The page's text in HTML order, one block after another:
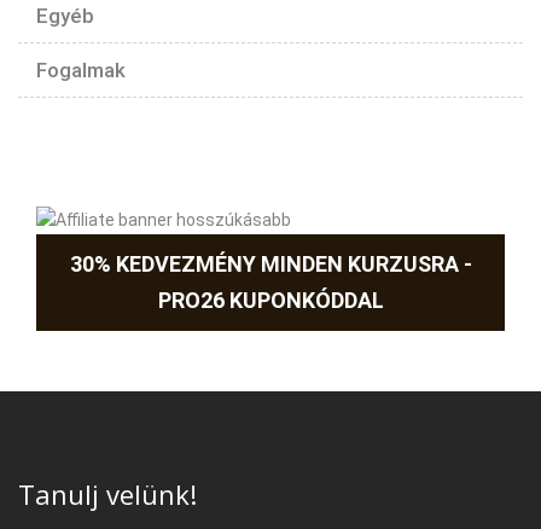
Egyéb
Fogalmak
30% KEDVEZMÉNY MINDEN KURZUSRA -
PRO26 KUPONKÓDDAL
Tanulj velünk!